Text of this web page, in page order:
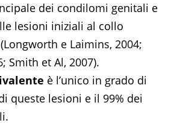
dei condilomi genitali e
lesioni iniziali al collo
e Laimins, 2004;
Smith et Al, 2007).
è l’unico in grado di
queste lesioni e il 99% dei